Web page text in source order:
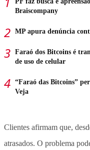
Braiscompany
MP apura denúncia
Faraó dos Bitcoins é
de uso de celular
“Faraó das Bitcoins”
Veja
Clientes afirmam que,
atrasados. O problema